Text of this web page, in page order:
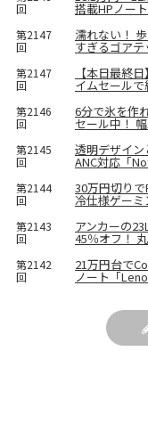
回
搭載HPノート
第2147
回
濡れない！
すぎるゴア
第2147
回
【本日最終
イムセール
第2146
回
6分で氷を作
セール中！
第2145
回
透明デザイン
ANC対応「
第2144
回
30万円切りで
冷仕様ゲーミ
第2143
回
アンカーの
45％オフ！
第2142
回
21万円台で
ノート「